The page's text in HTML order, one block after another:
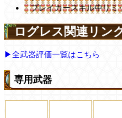
ブレイカースキル中リミ
ログレス関連リン
▶全武器評価一覧はこちら
専用武器